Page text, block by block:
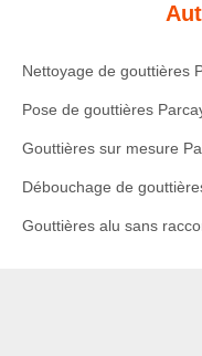
Nettoyage de gouttières
Pose de gouttières
Gouttières sur mesure
Débouchage de
Gouttières alu sans